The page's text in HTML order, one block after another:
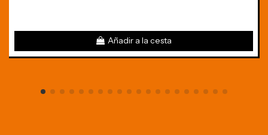
Añadir a la cesta